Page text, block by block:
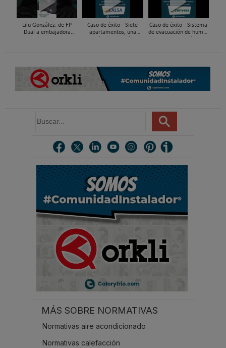
Lilu González: de FP
Dual a embajadora
Caso de éxito - Siete
apartamentos, una
Caso de éxito - Sistema
de evacuación de humos
u
r
.
MÁS SOBRE NORMATIVAS
Normativas aire acondicionado
Normativas calefacción